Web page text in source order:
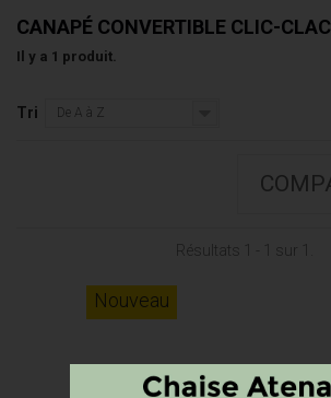
CANAPÉ CONVERTIBLE CLIC-CLAC
Il y a 1 produit.
Tri De A à Z
Résultats 1 - 1 sur 1.
Nouveau